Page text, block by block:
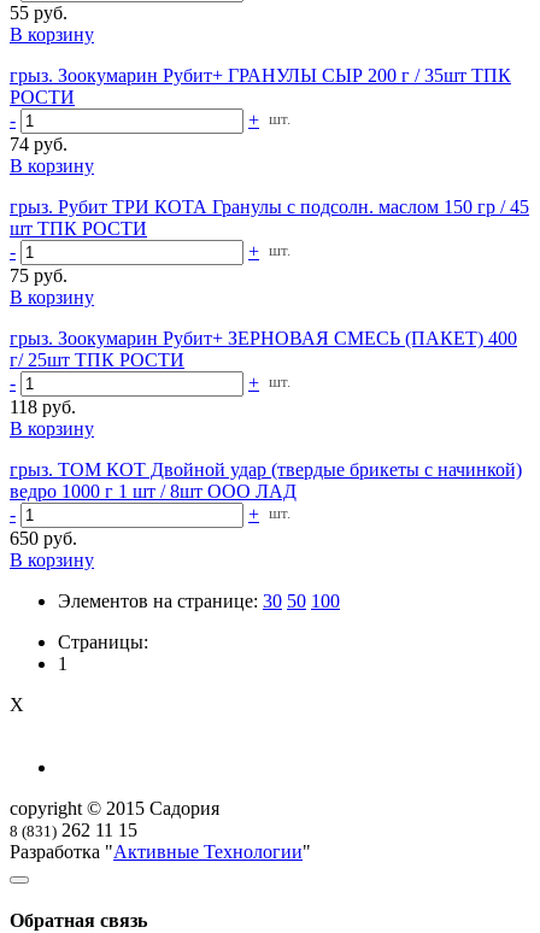
55 руб.
В корзину
грыз. Зоокумарин Рубит+ ГРАНУЛЫ СЫР 200 г / 35шт ТПК
РОСТИ
-
+ шт.
74 руб.
В корзину
грыз. Рубит ТРИ КОТА Гранулы с подсолн. маслом 150 гр / 45
шт ТПК РОСТИ
-
+ шт.
75 руб.
В корзину
грыз. Зоокумарин Рубит+ ЗЕРНОВАЯ СМЕСЬ (ПАКЕТ) 400
г/ 25шт ТПК РОСТИ
-
+ шт.
118 руб.
В корзину
грыз. ТОМ КОТ Двойной удар (твердые брикеты с начинкой)
ведро 1000 г 1 шт / 8шт ООО ЛАД
-
+ шт.
650 руб.
В корзину
Элементов на странице: 30 50 100
Страницы:
1
X
copyright © 2015 Садория
8 (831) 262 11 15
Разработка "Активные Технологии"
Обратная связь